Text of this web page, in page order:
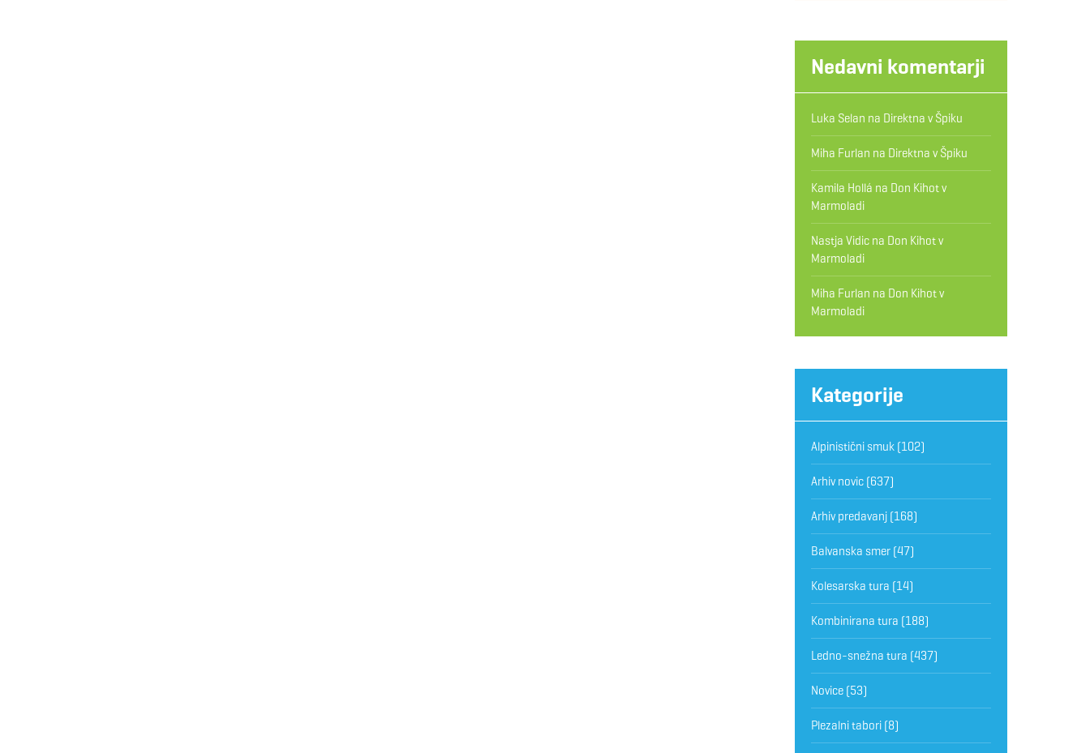
Nedavni komentarji
Luka Selan na Direktna v Špiku
Miha Furlan na Direktna v Špiku
Kamila Hollá na Don Kihot v
Marmoladi
Nastja Vidicna Don Kihot v
Marmoladi
Miha Furlan na Don Kihot v
Marmoladi
Kategorije
Alpinistični smuk(102)
Arhiv novic(637)
Arhiv predavanj(168)
Balvanska smer(47)
Kolesarska tura (14)
Kombinirana tura (188)
Ledno-snežna tura (437)
Novice(53)
Plezalni tabori(8)